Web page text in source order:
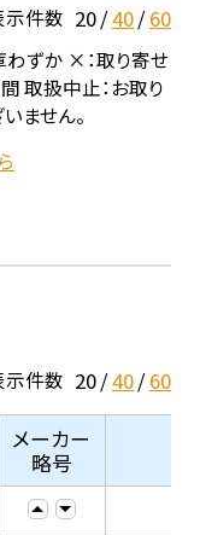
示件数 20 40 60
ずか ×：取り寄せ
取扱中止：お取り
ません。
示件数 20 40 60
メーカー
略号